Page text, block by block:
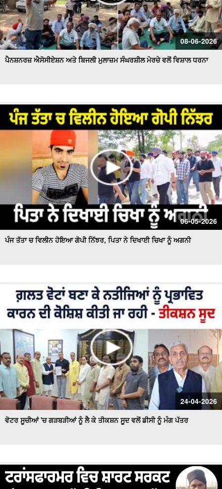
08-06-2026
ਪੈਨਸ਼ਨਰਜ਼ ਐਸੋਸੀਏਸ਼ਨ ਅਤੇ ਬਿਜਲੀ ਮੁਲਾਜ਼ਮ ਸੰਘਰਸ਼ੀਲ ਮੋਰਚੇ ਵਲੋਂ ਵਿਸ਼ਾਲ ਧਰਨਾ
06-05-2026
ਪੰਜ ਤੱਤਾ ਚ ਵਿਲੀਨ ਹੋਇਆ ਗੋਪੀ ਨਿੱਝਰ, ਪਿਤਾ ਨੇ ਦਿਖਾਈ ਚਿਖਾ ਨੂੰ ਅਗਨੀ
24-04-2026
ਵੋਟਰ ਸੂਚੀਆਂ 'ਚ ਗੜਬੜੀਆਂ ਨੂੰ ਲੈ ਕੇ ਤੀਕਸ਼ਨ ਸੂਦ ਵਲੋਂ ਡੀਸੀ ਨੂੰ ਮੰਗ ਪੱਤਰ